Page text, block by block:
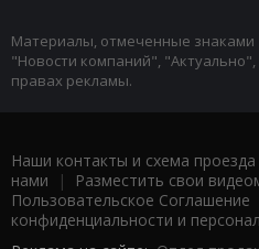
Материалы, отмеченные знаками
"Новости компаний",
правах рекламы.
Наши контакты и схема проезда
нами | Разместить свои
Пользовательское Соглашение
конфиденциальности и